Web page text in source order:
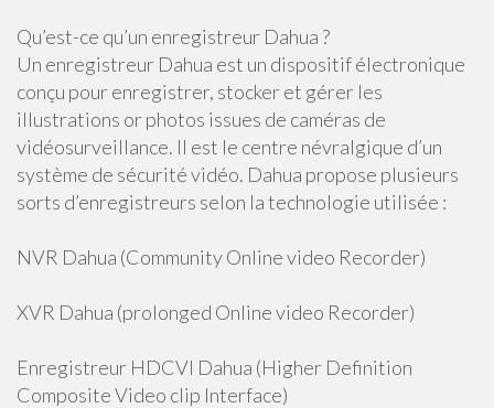
Qu’est-ce qu’un enregistreur Dahua ?
Un enregistreur Dahua est un dispositif électronique
conçu pour enregistrer, stocker et gérer les
illustrations or photos issues de caméras de
vidéosurveillance. Il est le centre névralgique d’un
système de sécurité vidéo. Dahua propose plusieurs
sorts d’enregistreurs selon la technologie utilisée :
NVR Dahua (Community Online video Recorder)
XVR Dahua (prolonged Online video Recorder)
Enregistreur HDCVI Dahua (Higher Definition
Composite Video clip Interface)